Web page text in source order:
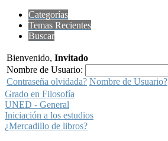
Categorías
Temas Recientes
Buscar
Bienvenido, Invitado
Nombre de Usuario:
Contraseña olvidada? Nombre de Usuario?
Grado en Filosofía
UNED - General
Iniciación a los estudios
¿Mercadillo de libros?